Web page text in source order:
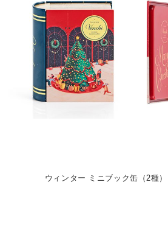
ウィンター ミニブック缶（2種